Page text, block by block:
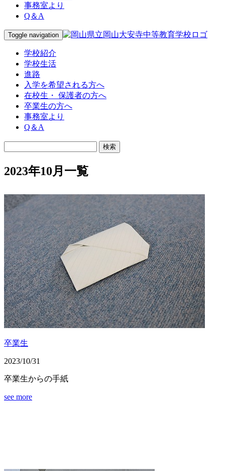
事務室より
Q＆A
Toggle navigation
学校紹介
学校生活
進路
入学を希望される方へ
在校生・ 保護者の方へ
卒業生の方へ
事務室より
Q＆A
2023年10月一覧
卒業生
2023/10/31
卒業生からの手紙
see more